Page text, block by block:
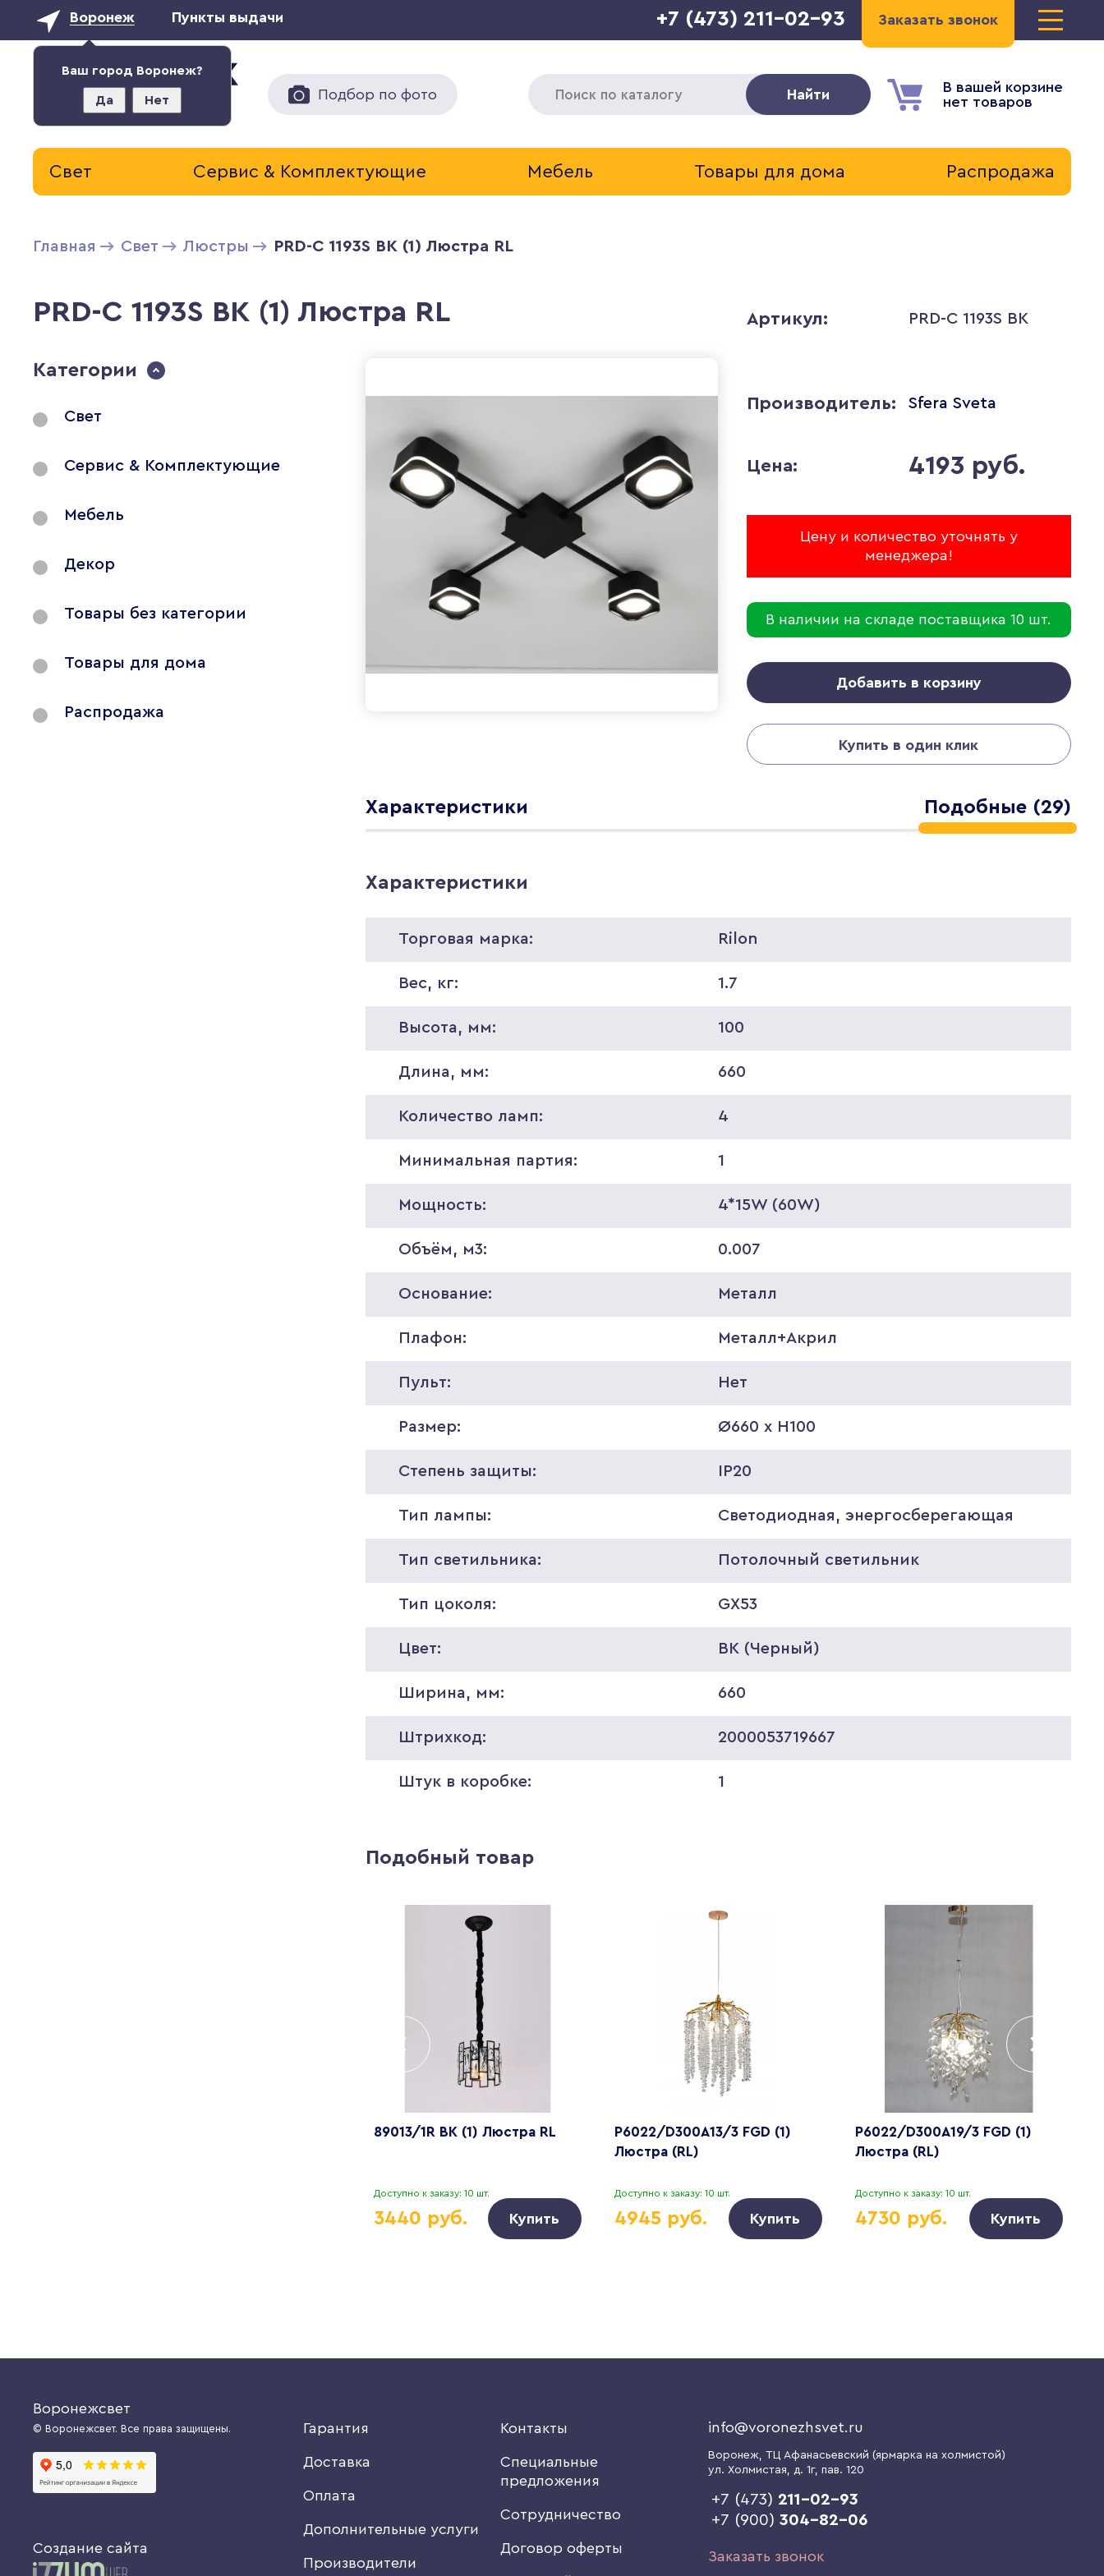
Воронеж
Ваш город Воронеж?
Да Нет
Пункты выдачи Заказать звонок
+7 (473) 211-02-93
Подбор по фото
В вашей корзине
нет товаров
Найти
Свет Сервис & Комплектующие Мебель Товары для дома Распродажа
Главная Свет Люстры PRD-C 1193S BK (1) Люстра RL
PRD-C 1193S BK (1) Люстра RL
Категории
Свет
Сервис & Комплектующие
Мебель
Декор
Товары без категории
Товары для дома
Распродажа
Артикул: PRD-C 1193S BK
Производитель: Sfera Sveta
Цена: 4193 руб.
Цену и количество уточнять у
менеджера!
В наличии на складе поставщика 10 шт.
Добавить в корзину
Купить в один клик
Характеристики Подобные (29)
Характеристики
Торговая марка: Rilon
Вес, кг: 1.7
Высота, мм: 100
Длина, мм: 660
Количество ламп: 4
Минимальная партия: 1
Мощность: 4*15W (60W)
Объём, м3: 0.007
Основание: Металл
Плафон: Металл+Акрил
Пульт: Нет
Размер: Ø660 x H100
Степень защиты: IP20
Тип лампы: Светодиодная, энергосберегающая
Тип светильника: Потолочный светильник
Тип цоколя: GX53
Цвет: BK (Черный)
Ширина, мм: 660
Штрихкод: 2000053719667
Штук в коробке: 1
Подобный товар
89013/1R BK (1) Люстра RL
Доступно к заказу: 10 шт.
3440 руб. Купить
P6022/D300A13/3 FGD (1)
Люстра (RL)
Доступно к заказу: 10 шт.
4945 руб. Купить
P6022/D300A19/3 FGD (1)
Люстра (RL)
Доступно к заказу: 10 шт.
4730 руб. Купить
Воронежсвет
© Воронежсвет. Все права защищены.
Создание сайта
Гарантия
Доставка
Оплата
Дополнительные услуги
Производители
Контакты
Специальные
предложения
Сотрудничество
Договор оферты
info@voronezhsvet.ru
Воронеж, ТЦ Афанасьевский (ярмарка на холмистой)
ул. Холмистая, д. 1г, пав. 120
+7 (473) 211-02-93
+7 (900) 304-82-06
Заказать звонок